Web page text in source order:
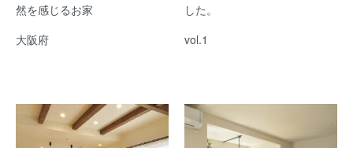
然を感じるお家
大阪府
した。
vol.1